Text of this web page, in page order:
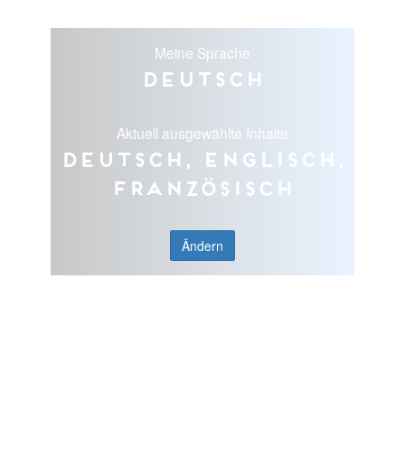
Meine Sprache
Deutsch
Aktuell ausgewählte Inhalte
Deutsch, Englisch,
Französisch
Ändern